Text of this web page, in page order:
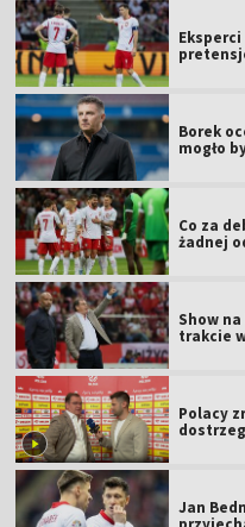
Borek
mogło
Co za
żadnej
Show
trakcie
Polacy
Jan